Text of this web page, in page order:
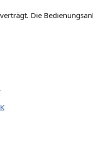
Die